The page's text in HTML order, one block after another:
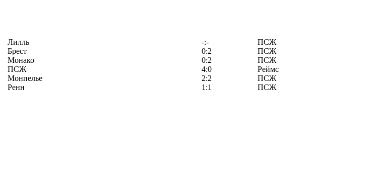
Лилль -:-
ПСЖ
Брест 0:2
ПСЖ
Монако 0:2
ПСЖ
ПСЖ 4:0
Реймс
Монпелье 2:2
ПСЖ
Ренн 1:1
ПСЖ